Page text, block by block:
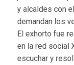
y alcaldes con
demandan los
El exhorto fue
en la red social
escuchar y